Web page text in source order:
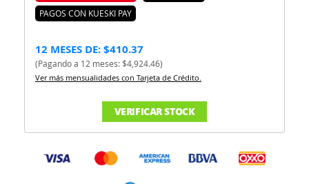
PAGOS CON KUESKI PAY
12 MESES DE: $410.37
(Pagando a 12 meses: $4,924.46)
Ver más mensualidades con Tarjeta de Crédito.
VERIFICAR STOCK